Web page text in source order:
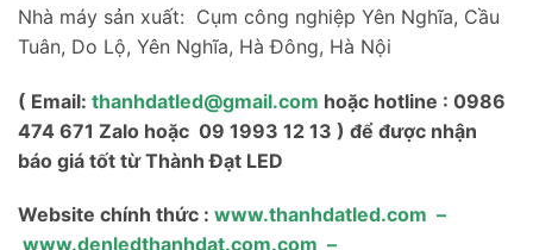
Nhà máy sản xuất: Cụm công nghiệp Yên Nghĩa, Cầu
Tuân, Do Lộ, Yên Nghĩa, Hà Đông, Hà Nội
( Email: thanhdatled@gmail.com hoặc hotline : 0986
474 671 Zalo hoặc 09 1993 12 13 ) để được nhận
báo giá tốt từ Thành Đạt LED
Website chính thức : www.thanhdatled.com –
www.denledthanhdat.com.com –